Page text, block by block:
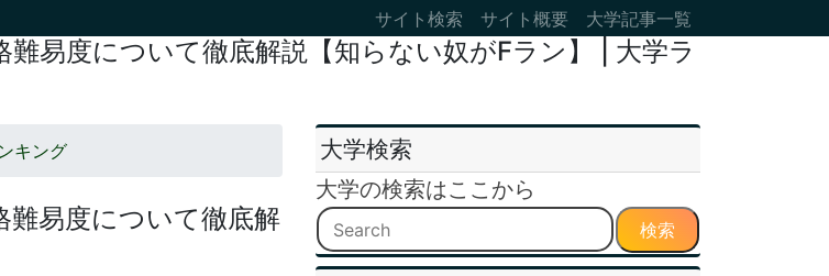
サイト検索 サイト概要 大学記事一覧
易度について徹底解説【知らない奴がFラン】 | 大学ラ
キング
難易度について徹底解
大学検索
大学の検索はここから
検索